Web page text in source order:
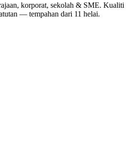
korporat, sekolah & SME. Kualiti
— tempahan dari 11 helai.